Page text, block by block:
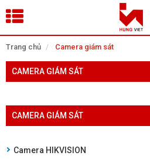
Trang chủ Camera giám sát
CAMERA GIÁM SÁT
CAMERA GIÁM SÁT
Camera HIKVISION
Tìm theo danh mục